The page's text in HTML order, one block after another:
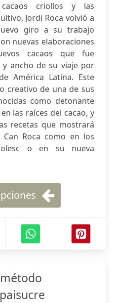
criollos y las
Jordi Roca volvió a
giro a su trabajo
nuevas elaboraciones
cacaos que fue
ancho de su viaje por
América Latina. Este
creativo de una de sus
como detonante
las raíces del cacao, y
recetas que mostrará
Roca como en los
o en su nueva